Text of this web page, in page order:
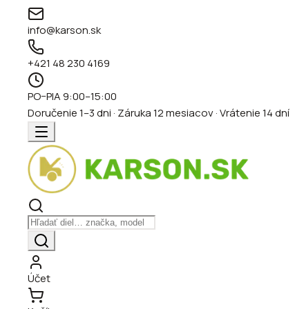
info@karson.sk
+421 48 230 4169
PO–PIA 9:00–15:00
Doručenie 1–3 dni · Záruka 12 mesiacov · Vrátenie 14 dní
Účet